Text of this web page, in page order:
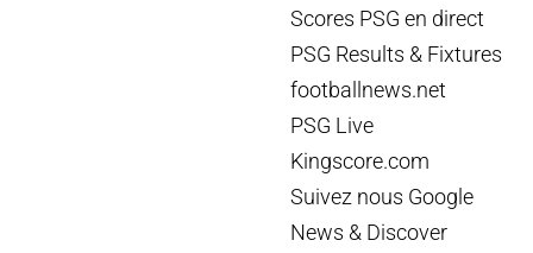
Scores PSG en direct
PSG Results & Fixtures
footballnews.net
PSG Live
Kingscore.com
Suivez nous Google
News & Discover